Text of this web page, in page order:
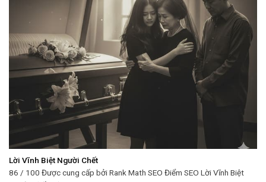
Lời Vĩnh Biệt Người Chết
86 / 100 Được cung cấp bởi Rank Math SEO Điểm SEO Lời Vĩnh Biệt